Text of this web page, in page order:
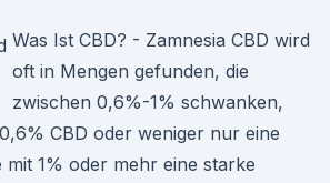
Was Ist CBD? - Zamnesia CBD wird
oft in Mengen gefunden, die
zwischen 0,6%-1% schwanken,
CBD oder weniger nur eine
1% oder mehr eine starke